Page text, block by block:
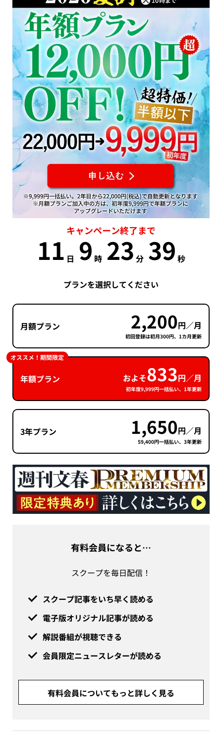
キャンペーン終了まで
11 日 9 時 23 分 38 秒
プランを選択してください
月額プラン 2,200円／月
初回登録は初月300円、1カ月更新
年額プラン およそ833円／月
初年度9,999円一括払い、1年更新
オススメ！期間限定
3年プラン 1,650円／月
59,400円一括払い、3年更新
有料会員になると…
スクープを毎日配信！
スクープ記事をいち早く読める
電子版オリジナル記事が読める
解説番組が視聴できる
会員限定ニュースレターが読める
有料会員についてもっと詳しく見る